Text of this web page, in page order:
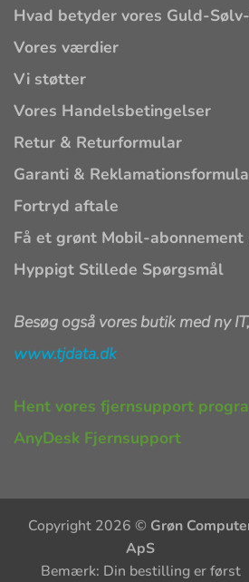
Hvad betyder vores Guld-
Vores værdier
Vi støtter
Vores Handelsbetingelser
Retur & Returformular
Garanti &
Fortryd aftale
Få et grønt Mobil-
Hyppigt Stillede Spørgsmål
Besøg også vores butik med ny
www.tjdata.dk
Hent vores fjernsupport
AnyDesk Fjernsupport
Copyright 2026 © Grøn
ApS
Bemærk: Din bestilling er først